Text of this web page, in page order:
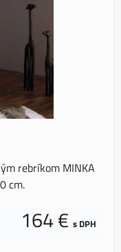
rebríkom MINKA
cm.
164 € s DPH